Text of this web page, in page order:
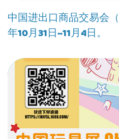
中国进出口商品交易会
年10月31日~11月4日。